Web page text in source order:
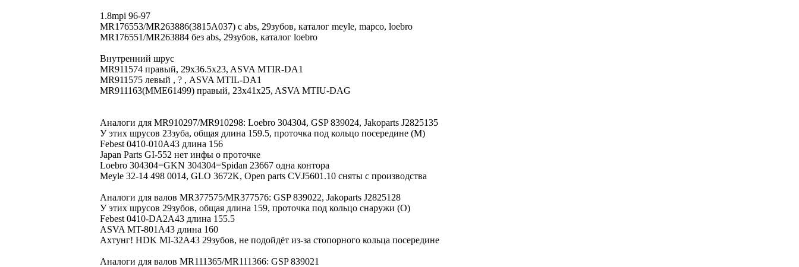
1.8mpi 96-97
MR176553/MR263886(3815A037) с abs, 29зубов, каталог meyle, mapco, loebro
MR176551/MR263884 без abs, 29зубов, каталог loebro
Внутренний шрус
MR911574 правый, 29x36.5x23, ASVA MTIR-DA1
MR911575 левый , ? , ASVA MTIL-DA1
MR911163(MME61499) правый, 23x41x25, ASVA MTIU-DAG
Аналоги для MR910297/MR910298: Loebro 304304, GSP 839024, Jakoparts J2825135
У этих шрусов 23зуба, общая длина 159.5, проточка под кольцо посередине (M)
Febest 0410-010A43 длина 156
Japan Parts GI-552 нет инфы о проточке
Loebro 304304=GKN 304304=Spidan 23667 одна контора
Meyle 32-14 498 0014, GLO 3672K, Open parts CVJ5601.10 сняты с производства
Аналоги для валов MR377575/MR377576: GSP 839022, Jakoparts J2825128
У этих шрусов 29зубов, общая длина 159, проточка под кольцо снаружи (О)
Febest 0410-DA2A43 длина 155.5
ASVA MT-801A43 длина 160
Ахтунг! HDK MI-32A43 29зубов, не подойдёт из-за стопорного кольца посередине
Аналоги для валов MR111365/MR111366: GSP 839021